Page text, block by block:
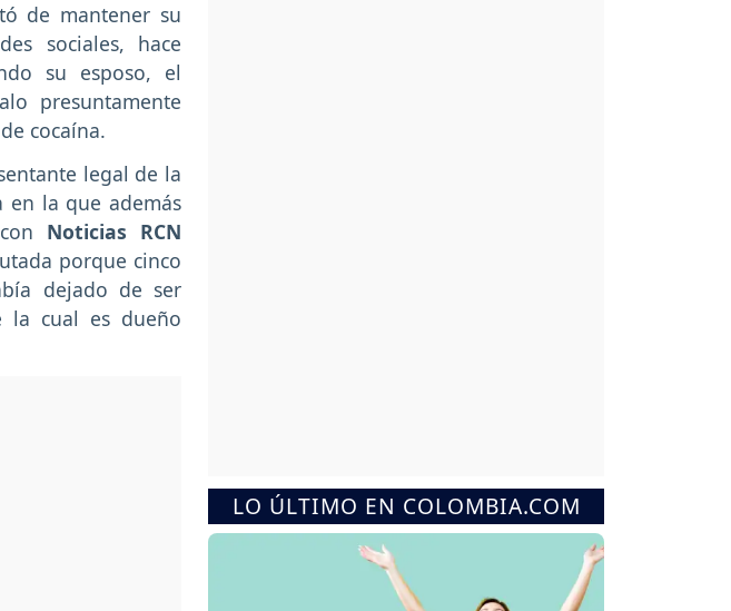
de mantener su
sociales, hace
su esposo, el
presuntamente
cocaína.
legal de la
en la que además
Noticias RCN
porque cinco
dejado de ser
la cual es dueño
LO ÚLTIMO EN COLOMBIA.COM